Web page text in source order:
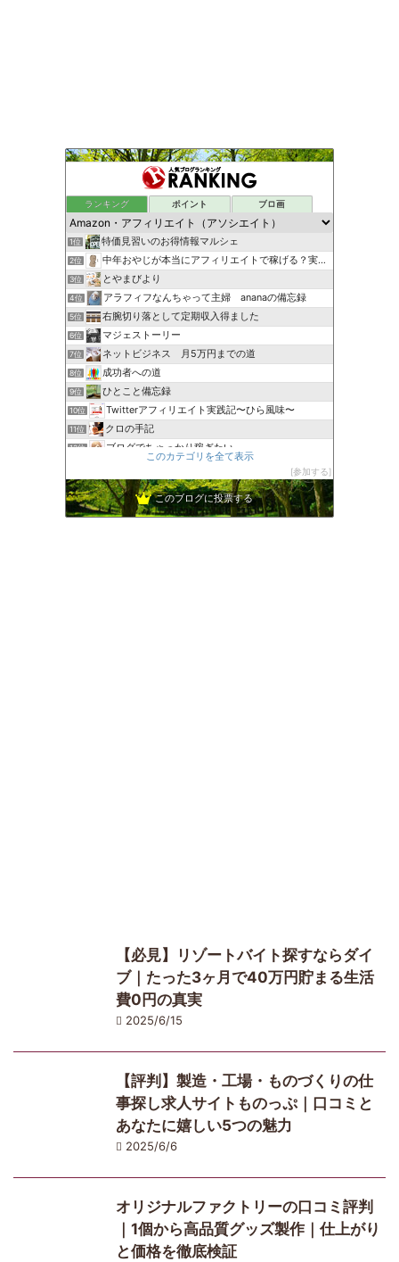
ランキング ポイント ブロ画
1位 特価見習いのお得情報マルシェ
2位 中年おやじが本当にアフィリエイトで稼げる？実験証明ブログ
3位 とやまびより
4位 アラフィフなんちゃって主婦 ananaの備忘録
5位 右腕切り落として定期収入得ました
6位 マジェストーリー
7位 ネットビジネス 月5万円までの道
8位 成功者への道
9位 ひとこと備忘録
10位 Twitterアフィリエイト実践記〜ひら風味〜
11位 クロの手記
12位 ブログでちゃっかり稼ぎたい
ブログ女子が教える会社やパートをサイトアフィリエイトで卒業
14位 は人生１００年時代あなたもブログで稼ぎませんか
15位 〜おトク情報配信＆レビュー〜
このカテゴリを全て表示
参加する
このブログに投票する
【必見】リゾートバイト探すならダイ
ブ｜たった3ヶ月で40万円貯まる生活
費0円の真実
2025/6/15
【評判】製造・工場・ものづくりの仕
事探し求人サイトものっぷ｜口コミと
あなたに嬉しい5つの魅力
2025/6/6
オリジナルファクトリーの口コミ評判
｜1個から高品質グッズ製作｜仕上がり
と価格を徹底検証